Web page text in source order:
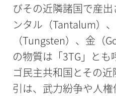
びその近隣諸国で産
ンタル（Tantalum）
（Tungsten）、金（
の物質は「3TG」とも
ゴ民主共和国とその
引は、武力紛争や人